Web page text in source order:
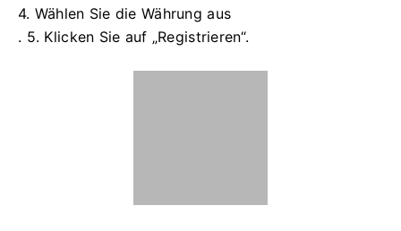
4. Wählen Sie die Währung aus
. 5. Klicken Sie auf „Registrieren“.